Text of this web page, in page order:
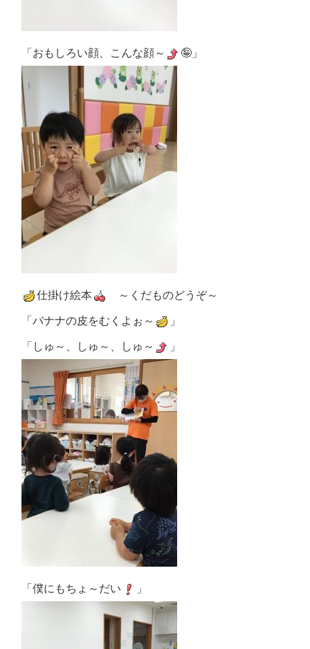
「おもしろい顔、こんな顔～ 🤪」
仕掛け絵本 ～くだものどうぞ～
「バナナの皮をむくよぉ～ 」
「しゅ～、しゅ～、しゅ～ 」
「僕にもちょ～だい 」